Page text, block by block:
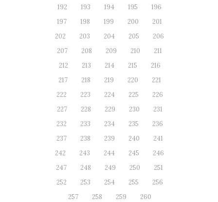
192
193 194 195
196
197
198 199 200
201
202
203 204 205
206
207
208 209 210
211
212
213 214 215
216
217
218 219 220
221
222
223 224 225
226
227
228 229 230
231
232
233 234 235
236
237
238 239 240
241
242
243 244 245
246
247
248 249 250
251
252
253 254 255
256
257
258 259 260